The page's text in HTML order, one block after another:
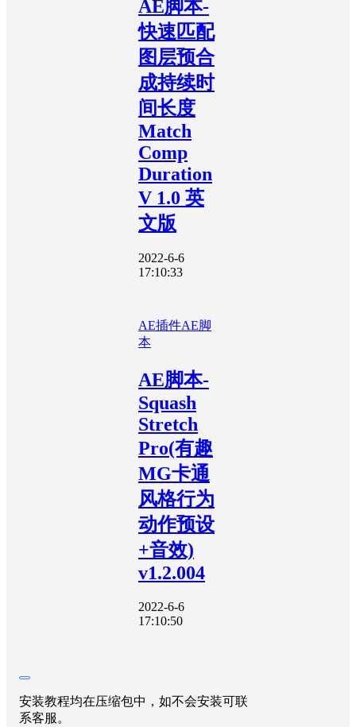
AE脚本-
快速匹配
图层预合
成持续时
间长度
Match
Comp
Duration
V 1.0 英
文版
2022-6-6
17:10:33
AE插件AE脚
本
AE脚本-
Squash
Stretch
Pro(有趣
MG卡通
风格行为
动作预设
+音效)
v1.2.004
2022-6-6
17:10:50
安装教程均在压缩包中，如不会安装可联
系客服。